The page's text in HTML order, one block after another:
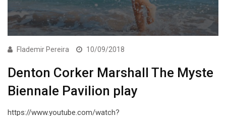
Flademir Pereira 10/09/2018
Denton Corker Marshall The Myste
Biennale Pavilion play
https://www.youtube.com/watch?